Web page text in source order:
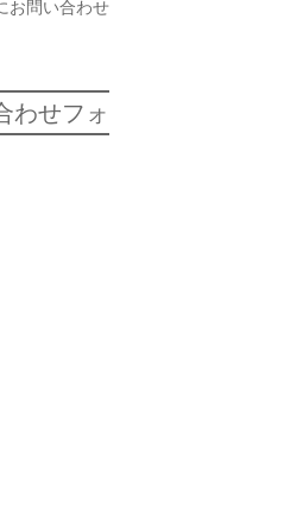
お問い合わせ
わせフォ